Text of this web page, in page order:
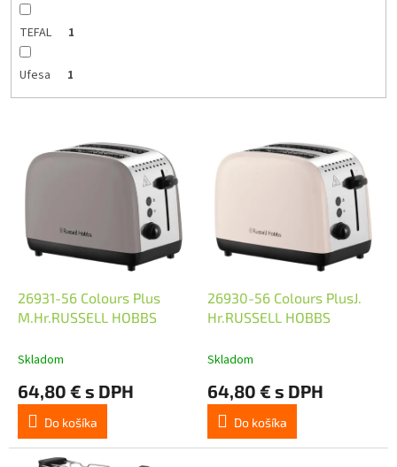
TEFAL 1
Ufesa 1
26931-56 Colours Plus
M.Hr.RUSSELL HOBBS
Skladom
64,80 € s DPH
Do košíka
26930-56 Colours PlusJ.
Hr.RUSSELL HOBBS
Skladom
64,80 € s DPH
Do košíka